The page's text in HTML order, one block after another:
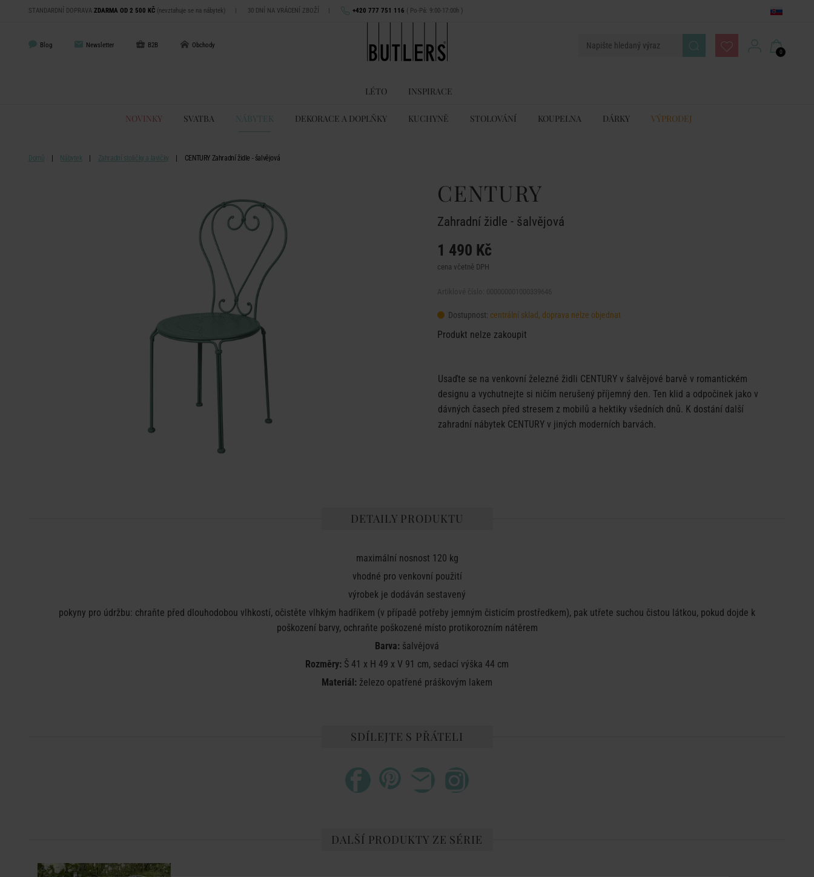
STANDARDNÍ DOPRAVA ZDARMA OD 2 500 KČ (nevztahuje se na nábytek) | 30 DNÍ NA VRÁCENÍ ZBOŽÍ | +420 777 751 116 ( Po-Pá: 9:00-17:00h )
Blog Newsletter B2B Obchody
0
LÉTO INSPIRACE
NOVINKY SVATBA NÁBYTEK DEKORACE A DOPLŇKY KUCHYNĚ STOLOVÁNÍ KOUPELNA DÁRKY VÝPRODEJ
Domů Nábytek Zahradní stoličky a lavičky CENTURY Zahradní židle - šalvějová
CENTURY
Zahradní židle - šalvějová
1 490 Kč
cena včetně DPH
Dostupnost: centrální sklad, doprava nelze objednat
Produkt nelze zakoupit
Usaďte se na venkovní železné židli CENTURY v šalvějové barvě v romantickém
designu a vychutnejte si ničím nerušený příjemný den. Ten klid a odpočinek jako v
dávných časech před stresem z mobilů a hektiky všedních dnů. K dostání další
zahradní nábytek CENTURY v jiných moderních barvách.
DETAILY PRODUKTU
maximální nosnost 120 kg
vhodné pro venkovní použití
výrobek je dodáván sestavený
pokyny pro údržbu: chraňte před dlouhodobou vlhkostí, očistěte vlhkým hadříkem (v případě potřeby jemným čisticím prostředkem), pak utřete suchou čistou látkou, pokud dojde k
poškození barvy, ochraňte poškozené místo protikorozním nátěrem
Barva: šalvějová
Rozměry: Š 41 x H 49 x V 91 cm, sedací výška 44 cm
Materiál: železo opatřené práškovým lakem
SDÍLEJTE S PŘÁTELI
DALŠÍ PRODUKTY ZE SÉRIE